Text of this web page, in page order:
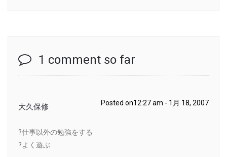
1 comment so far
大久保修 Posted on12:27 am - 1月 18, 2007
?仕事以外の勉強をする
?よく遊ぶ